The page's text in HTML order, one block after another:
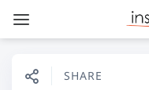
SHARE